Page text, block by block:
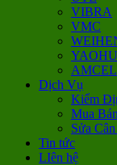
VIBRA
VMC
Dịch Vụ
Kiểm
Mua
Sửa
Tin tức
LIên hệ